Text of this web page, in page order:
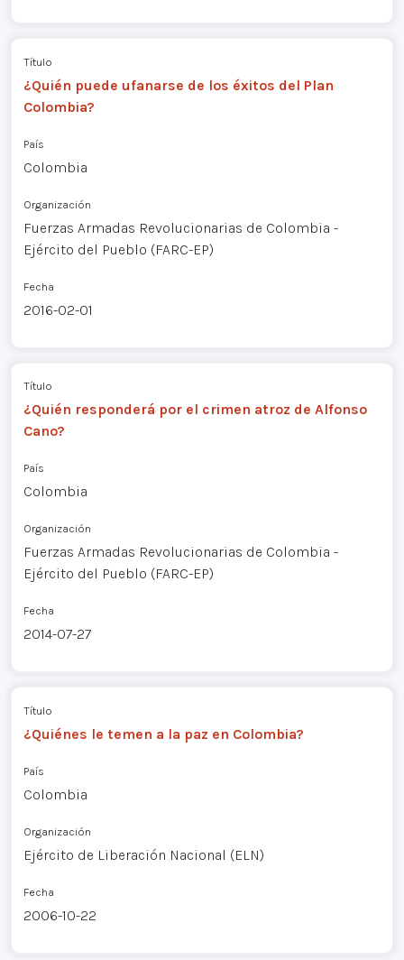
Título
¿Quién puede ufanarse de los éxitos del Plan
Colombia?
País
Colombia
Organización
Fuerzas Armadas Revolucionarias de Colombia -
Ejército del Pueblo (FARC-EP)
Fecha
2016-02-01
Título
¿Quién responderá por el crimen atroz de Alfonso
Cano?
País
Colombia
Organización
Fuerzas Armadas Revolucionarias de Colombia -
Ejército del Pueblo (FARC-EP)
Fecha
2014-07-27
Título
¿Quiénes le temen a la paz en Colombia?
País
Colombia
Organización
Ejército de Liberación Nacional (ELN)
Fecha
2006-10-22